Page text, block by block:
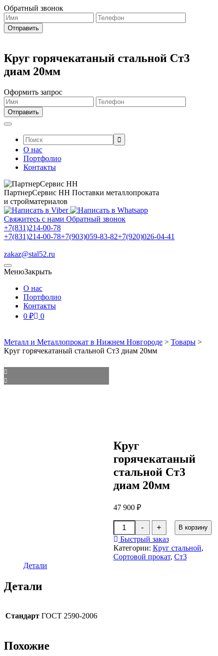
Обратный звонок
Круг горячекатаный стальной Ст3
диам 20мм
Оформить запрос
Поиск:
О нас
Портфолио
Контакты
ПартнерСервис НН Поставки металлопроката
и стройматериалов
Свяжитесь с нами Обратный звонок
+7(831)214-00-78
+7(831)214-00-78+7(903)059-83-82+7(920)026-04-41
zakaz@stal52.ru
МенюЗакрыть
О нас
Портфолио
Контакты
0 ₽ 0
Металл и Металлопрокат в Нижнем Новгороде > Товары >
Круг горячекатаный стальной Ст3 диам 20мм
Круг
горячекатаный
стальной Ст3
диам 20мм
47 900 ₽
-
Количество
товара
Круг
горячекатаный
стальной
Ст3
+ В корзину
Быстрый заказ
Категории: Круг стальной,
Сортовой прокат, Ст3
Детали
Детали
Стандарт ГОСТ 2590-2006
Похожие